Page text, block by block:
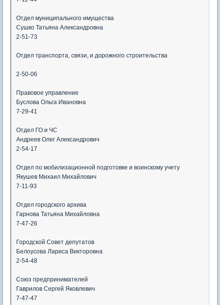
Отдел муниципального имущества
Сушко Татьяна Александровна
2-51-73
Отдел транспорта, связи, и дорожного строительства
2-50-06
Правовое управление
Буслова Ольга Ивановна
7-29-41
Отдел ГО и ЧС
Андреев Олег Александрович
2-54-17
Отдел по мобилизационной подготовке и воинскому учету
Якушев Михаил Михайлович
7-11-93
Отдел городского архива
Гарнова Татьяна Михайловна
7-47-26
Городской Совет депутатов
Белоусова Лариса Викторовна
2-54-48
Союз предпринимателей
Гаврилов Сергей Яковлевич
7-47-47